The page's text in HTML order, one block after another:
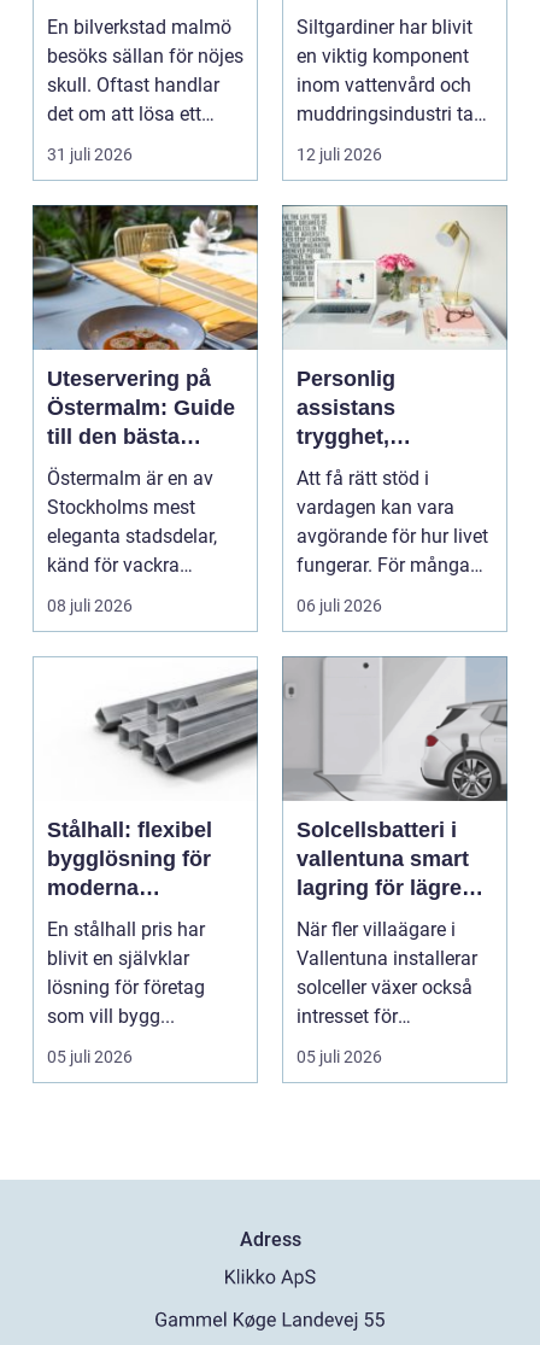
En bilverkstad malmö
besöks sällan för nöjes
skull. Oftast handlar
det om att lösa ett
problem snabb...
31 juli 2026
vattenmiljöer
Siltgardiner har blivit
en viktig komponent
inom vattenvård och
muddringsindustri tack
vare si...
12 juli 2026
Uteservering på
Östermalm: Guide
till den bästa
restaurangen på
Östermalm
Östermalm är en av
Stockholms mest
eleganta stadsdelar,
känd för vackra
kvarter,...
08 juli 2026
Personlig
assistans
trygghet,
självbestämmande
och vardag på
egna villkor
Att få rätt stöd i
vardagen kan vara
avgörande för hur livet
fungerar. För många
människor med funkt...
06 juli 2026
Stålhall: flexibel
bygglösning för
moderna
verksamheter
En stålhall pris har
blivit en självklar
lösning för företag
som vill bygg...
05 juli 2026
Solcellsbatteri i
vallentuna smart
lagring för lägre
elkostnader året
runt
När fler villaägare i
Vallentuna installerar
solceller växer också
intresset för
energilagring. Ett ...
05 juli 2026
Adress